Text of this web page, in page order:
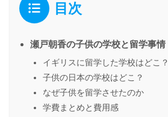
目次
瀬戸朝香の子供の学校と留学事情
イギリスに留学した学校はどこ？
子供の日本の学校はどこ？
なぜ子供を留学させたのか
学費まとめと費用感